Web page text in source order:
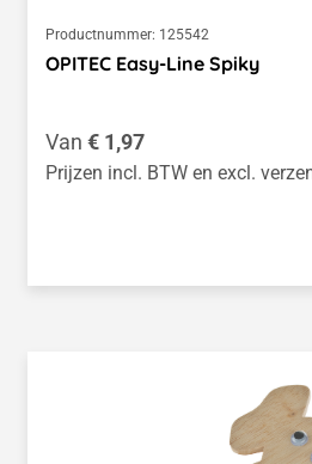
Productnummer: 125542
OPITEC Easy-Line Spiky
Normale prijs:
Van € 1,97
Prijzen incl. BTW en excl.